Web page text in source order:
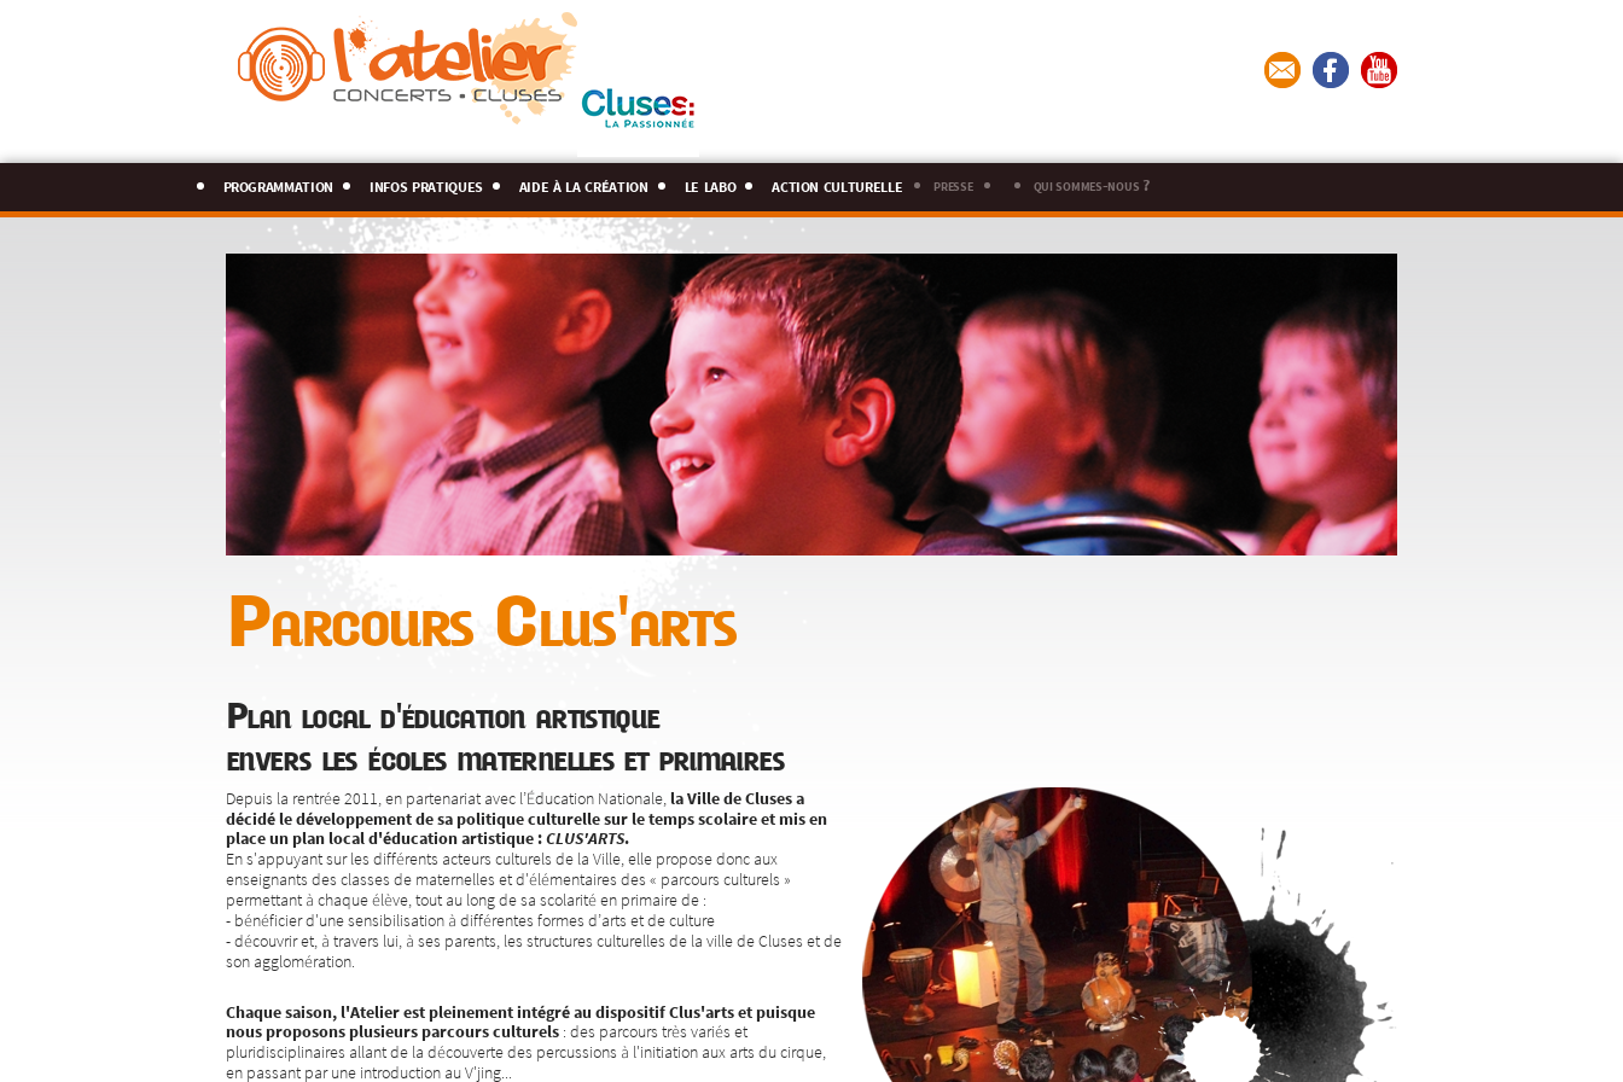
programmation infos pratiques aide à la création le labo action culturelle presse qui sommes-nous ?
Parcours Clus'arts
Plan local d'éducation artistique
envers les écoles maternelles et primaires
Depuis la rentrée 2011, en partenariat avec l’Éducation Nationale, la Ville de Cluses a
décidé le développement de sa politique culturelle sur le temps scolaire et mis en
place un plan local d'éducation artistique :CLUS'ARTS.
En s'appuyant sur les différents acteurs culturels de la Ville, elle propose donc aux
enseignants des classes de maternelles et d'élémentaires des « parcours culturels »
permettant à chaque élève, tout au long de sa scolarité en primaire de :
- bénéficier d'une sensibilisation à différentes formes d’arts et de culture
- découvrir et, à travers lui, à ses parents, les structures culturelles de la ville de Cluses et de
son agglomération.
Chaque saison, l'Atelier est pleinement intégré au dispositif Clus'arts et puisque
nous proposons plusieurs parcours culturels : des parcours très variés et
pluridisciplinaires allant de la découverte des percussions à l'initiation aux arts du cirque,
en passant par une introduction au V'jing...